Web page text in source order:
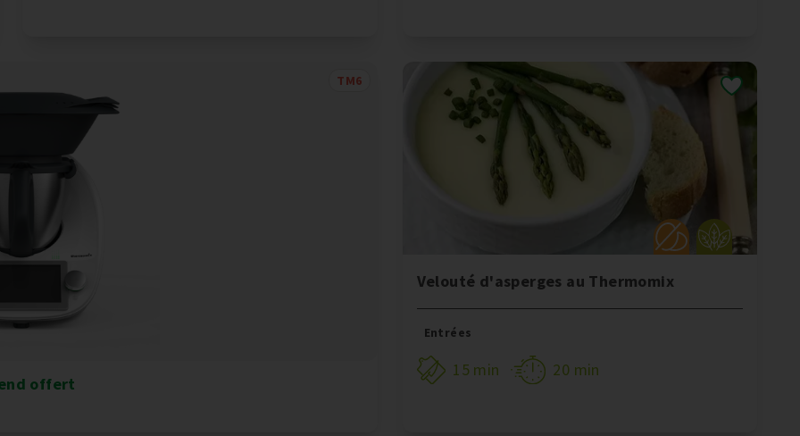
TM6
offert
Velouté d'asperges au Thermomix
Entrées
15 min 20 min